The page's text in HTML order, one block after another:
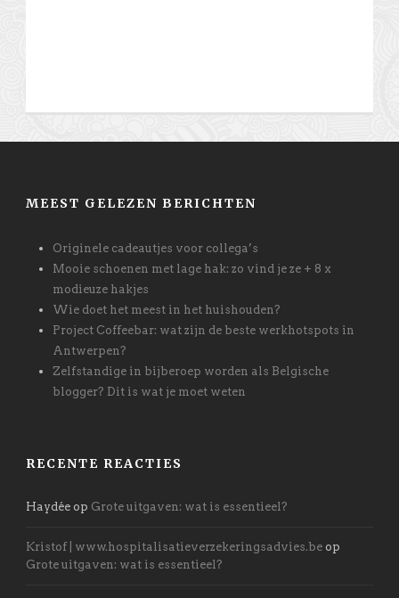
MEEST GELEZEN BERICHTEN
Originele cadeautjes voor collega’s
Mooie schoenen met lage hak: zo vind je ze + 8 x
modieuze hakjes
Wie doet het meest in het huishouden?
Project Coffeebar: wat zijn de beste werkhotspots in
Antwerpen?
Zelfstandige in bijberoep worden als Belgische
blogger? Dit is wat je moet weten
RECENTE REACTIES
Haydée op Grote uitgaven: wat is essentieel?
Kristof | www.hospitalisatieverzekeringsadvies.be op
Grote uitgaven: wat is essentieel?